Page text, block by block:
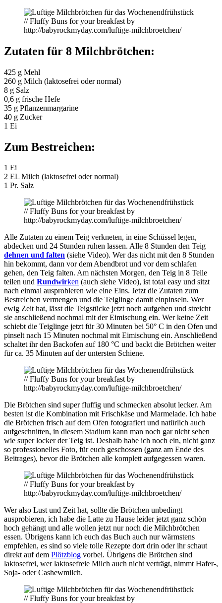
Zutaten für 8 Milchbrötchen:
425 g Mehl
260 g Milch (laktosefrei oder normal)
8 g Salz
0,6 g frische Hefe
35 g Pflanzenmargarine
40 g Zucker
1 Ei
Zum Bestreichen:
1 Ei
2 EL Milch (laktosefrei oder normal)
1 Pr. Salz
Alle Zutaten zu einem Teig verkneten, in eine Schüssel legen,
abdecken und 24 Stunden ruhen lassen. Alle 8 Stunden den Teig
dehnen und falten (siehe Video). Wer das nicht mit den 8 Stunden
hin bekommt, dann vor dem Abendbrot und vor dem schlafen
gehen, den Teig falten. Am nächsten Morgen, den Teig in 8 Teile
teilen und Rundwirken (auch siehe Video), ist total easy und sitzt
nach einmal ausprobieren wie eine Eins. Jetzt die Zutaten zum
Bestreichen vermengen und die Teiglinge damit einpinseln. Wer
ewig Zeit hat, lässt die Teigstücke jetzt noch aufgehen und streicht
sie anschließend nochmal mit der Eimischung ein. Wer keine Zeit
schiebt die Teiglinge jetzt für 30 Minuten bei 50° C in den Ofen und
pinselt nach 15 Minuten nochmal mit Eimischung ein. Anschließend
schaltet ihr den Backofen auf 180 °C und backt die Brötchen weiter
für ca. 35 Minuten auf der untersten Schiene.
Die Brötchen sind super fluffig und schmecken absolut lecker. Am
besten ist die Kombination mit Frischkäse und Marmelade. Ich habe
die Brötchen frisch auf dem Ofen fotografiert und natürlich auch
aufgeschnitten, in diesem Stadium kann man noch gar nicht sehen
wie super locker der Teig ist. Deshalb habe ich noch ein, nicht ganz
so professionelles Foto, für euch geschossen (ganz am Ende des
Beitrages), bevor die Brötchen alle komplett aufgegessen waren.
Wer also Lust und Zeit hat, sollte die Brötchen unbedingt
ausprobieren, ich habe die Latte zu Hause leider jetzt ganz schön
hoch gehängt und alle wollen jetzt nur noch die Milchbrötchen
essen. Übrigens kann ich euch das Buch auch nur wärmstens
empfehlen, es sind so viele tolle Rezepte dort drin oder ihr schaut
direkt auf dem Plötzblog vorbei. Übrigens die Brötchen sind
laktosefrei, wer laktosefreie Milch auch nicht verträgt, nimmt Hafer-,
Soja- oder Cashewmilch.